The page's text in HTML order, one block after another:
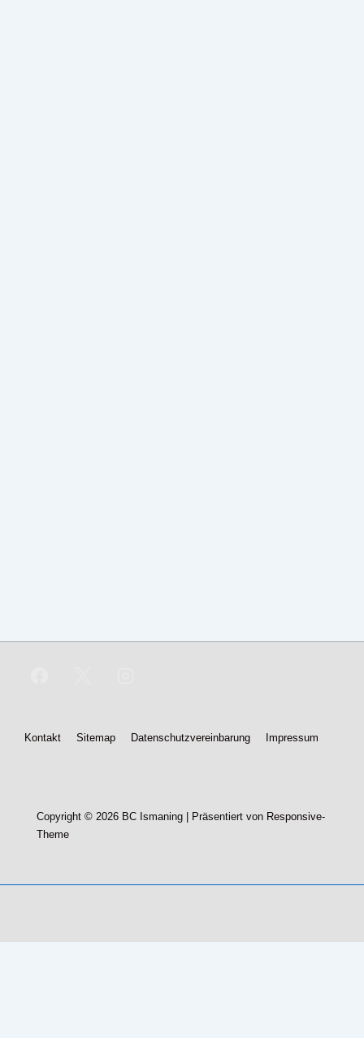
Footer-
Kontakt Sitemap Datenschutzvereinbarung Impressum
Copyright © 2026 BC Ismaning | Präsentiert von Responsive-
Theme